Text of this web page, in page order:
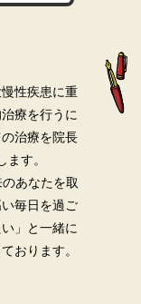
性疾患に重
療を行うに
治療を院長
す。
あなたを取
毎日を過ご
」と一緒に
おります。